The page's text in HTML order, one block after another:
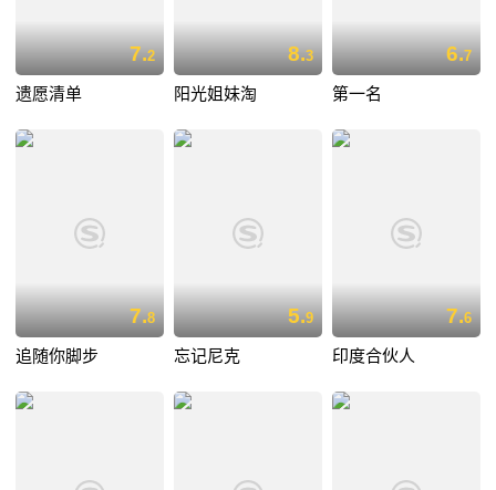
7.2
遗愿清单
8.3
阳光姐妹淘
6.7
第一名
7.8
追随你脚步
5.9
忘记尼克
7.6
印度合伙人